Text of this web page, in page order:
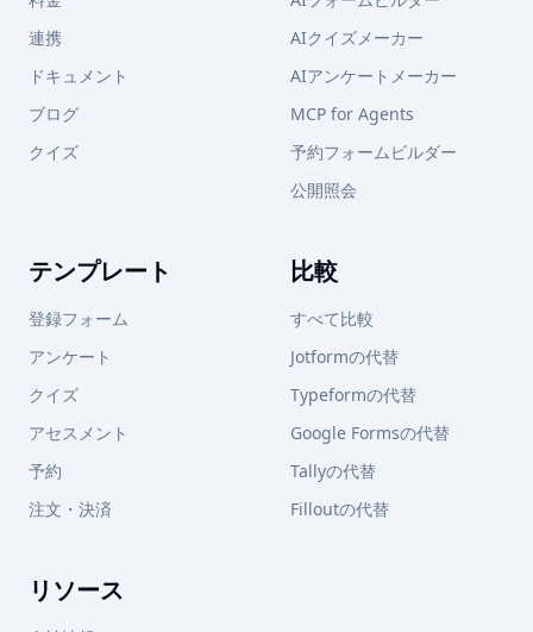
連携
ドキュメント
ブログ
クイズ
AIクイズメーカー
AIアンケートメーカー
MCP for Agents
予約フォームビルダー
公開照会
テンプレート
登録フォーム
アンケート
クイズ
アセスメント
予約
注文・決済
比較
すべて比較
Jotformの代替
Typeformの代替
Google Formsの代替
Tallyの代替
Filloutの代替
リソース